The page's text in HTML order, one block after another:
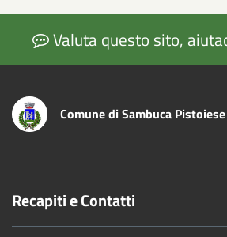
Valuta questo sito,
Comune di Sambuca Pistoiese
Recapiti e Contatti